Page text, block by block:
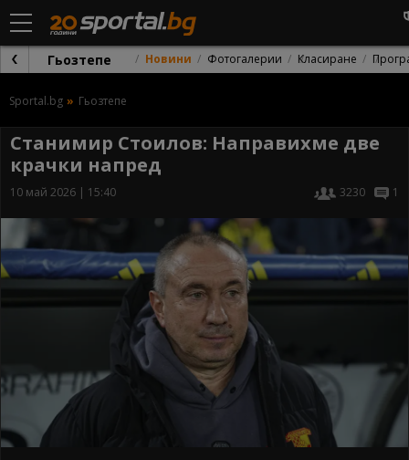
Гьозтепе Новини Фотогалерии Класиране
Sportal.bg Гьозтепе
Станимир Стоилов: Направихме две
крачки напред
10 май 2026 | 15:40 3230 1